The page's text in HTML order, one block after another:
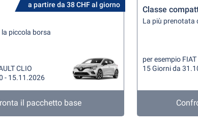
a partire da 38 CHF al giorno
piccola borsa
CLIO
- 15.11.2026
il pacchetto base
Classe
La più prenotata
per esempio FIAT
15 Giorni da